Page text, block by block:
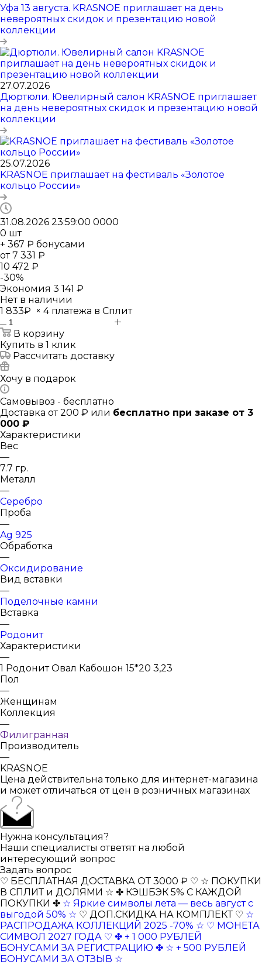
Уфа 13 августа. KRASNOE приглашает на день
невероятных скидок и презентацию новой
коллекции
27.07.2026
Дюртюли. Ювелирный салон KRASNOE приглашает
на день невероятных скидок и презентацию новой
коллекции
25.07.2026
KRASNOE приглашает на фестиваль «Золотое
кольцо России»
31.08.2026 23:59:00 0000
0 шт
+ 367 ₽ бонусами
от7 331 ₽
10 472 ₽
-30%
Экономия 3 141 ₽
Нет в наличии
1 833₽ × 4 платежа в Сплит
В корзину
Купить в 1 клик
Рассчитать доставку
Хочу в подарок
Самовывоз - бесплатно
Доставка от 200 ₽ или бесплатно при заказе от 3
000 ₽
Характеристики
Вес
—
7.7 гр.
Металл
—
Серебро
Проба
—
Ag 925
Обработка
—
Оксидирование
Вид вставки
—
Поделочные камни
Вставка
—
Родонит
Характеристики
—
1 Родонит Овал Кабошон 15*20 3,23
Пол
—
Женщинам
Коллекция
—
Филигранная
Производитель
—
KRASNOE
Цена действительна только для интернет-магазина
и может отличаться от цен в розничных магазинах
Нужна консультация?
Наши специалисты ответят на любой
интересующий вопрос
Задать вопрос
♡ БЕСПЛАТНАЯ ДОСТАВКА ОТ 3000 ₽ ♡ ☆ ПОКУПКИ
В СПЛИТ и ДОЛЯМИ ☆ ✤ КЭШБЭК 5% С КАЖДОЙ
ПОКУПКИ ✤ ☆ Яркие символы лета — весь август с
выгодой 50% ☆ ♡ ДОП.СКИДКА НА КОМПЛЕКТ ♡ ☆
РАСПРОДАЖА КОЛЛЕКЦИЙ 2025 -70% ☆ ♡ МОНЕТА
СИМВОЛ 2027 ГОДА ♡ ✤ + 1 000 РУБЛЕЙ
БОНУСАМИ ЗА РЕГИСТРАЦИЮ ✤ ☆ + 500 РУБЛЕЙ
БОНУСАМИ ЗА ОТЗЫВ ☆